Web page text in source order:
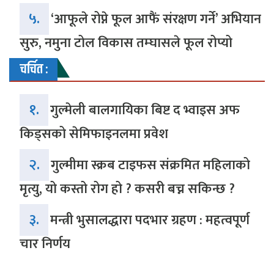
५. ‘आफूले रोप्ने फूल आफैं संरक्षण गर्ने’ अभियान
सुरु, नमुना टोल विकास तम्घासले फूल रोप्यो
चर्चित :
१. गुल्मेली बालगायिका बिष्ट द भ्वाइस अफ
किड्सको सेमिफाइनलमा प्रवेश
२. गुल्मीमा स्क्रब टाइफस संक्रमित महिलाको
मृत्यु, यो कस्तो रोग हो ? कसरी बच्न सकिन्छ ?
३. मन्त्री भुसालद्धारा पदभार ग्रहण : महत्वपूर्ण
चार निर्णय